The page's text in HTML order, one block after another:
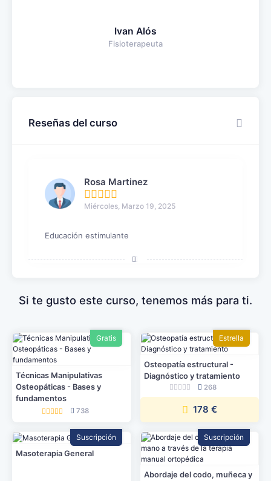
Ivan Alós
Fisioterapeuta
Reseñas del curso
Rosa Martinez
Miércoles, Marzo 19, 2025
Educación estimulante
Si te gusto este curso, tenemos más para ti.
Gratis
Técnicas Manipulativas
Osteopáticas - Bases y
fundamentos
738
Estrella
Osteopatía estructural -
Diagnóstico y tratamiento
268
178 €
Suscripción
Masoterapia General
Suscripción
Abordaje del codo, muñeca y